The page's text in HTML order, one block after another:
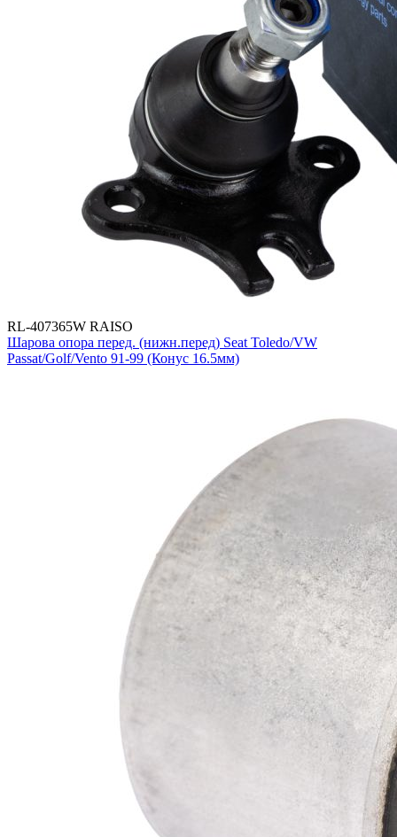
RL-407365W RAISO
Шарова опора перед. (нижн.перед) Seat Toledo/VW
Passat/Golf/Vento 91-99 (Конус 16.5мм)